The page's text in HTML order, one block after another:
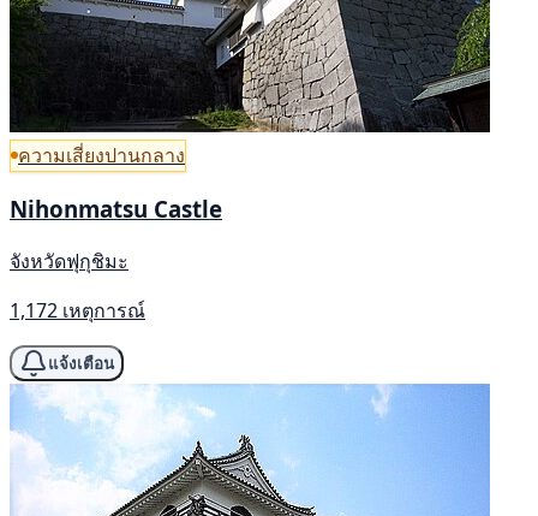
ความเสี่ยงปานกลาง
Nihonmatsu Castle
จังหวัดฟุกุชิมะ
1,172 เหตุการณ์
แจ้งเตือน